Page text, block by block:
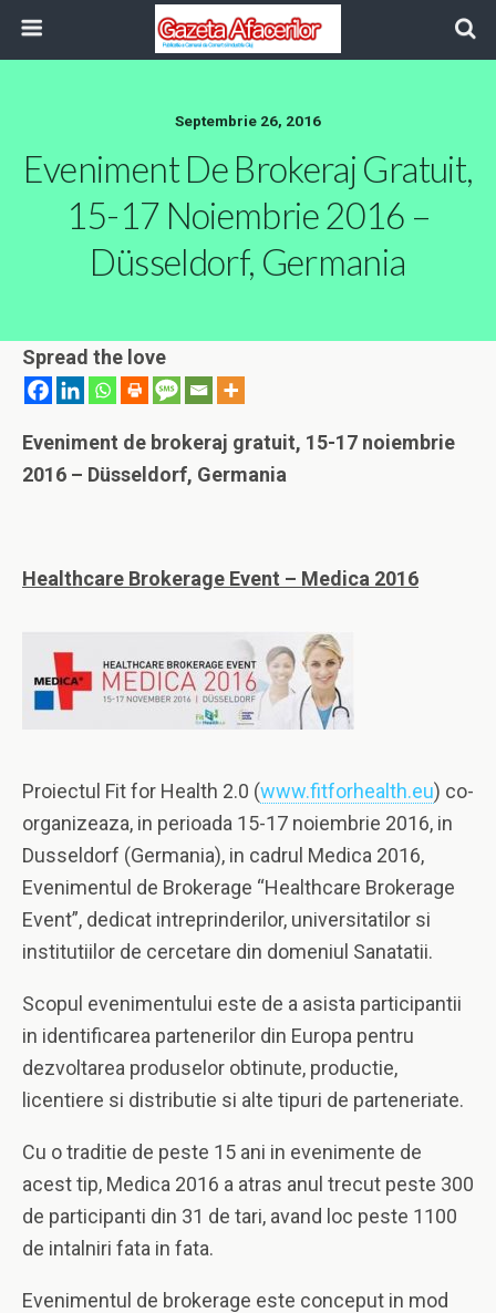
Septembrie 26, 2016
Eveniment De Brokeraj Gratuit,
15-17 Noiembrie 2016 –
Düsseldorf, Germania
Spread the love
Eveniment de brokeraj gratuit, 15-17 noiembrie
2016 – Düsseldorf, Germania
Healthcare Brokerage Event – Medica 2016
Proiectul Fit for Health 2.0 (www.fitforhealth.eu) co-
organizeaza, in perioada 15-17 noiembrie 2016, in
Dusseldorf (Germania), in cadrul Medica 2016,
Evenimentul de Brokerage “Healthcare Brokerage
Event”, dedicat intreprinderilor, universitatilor si
institutiilor de cercetare din domeniul Sanatatii.
Scopul evenimentului este de a asista participantii
in identificarea partenerilor din Europa pentru
dezvoltarea produselor obtinute, productie,
licentiere si distributie si alte tipuri de parteneriate.
Cu o traditie de peste 15 ani in evenimente de
acest tip, Medica 2016 a atras anul trecut peste 300
de participanti din 31 de tari, avand loc peste 1100
de intalniri fata in fata.
Evenimentul de brokerage este conceput in mod